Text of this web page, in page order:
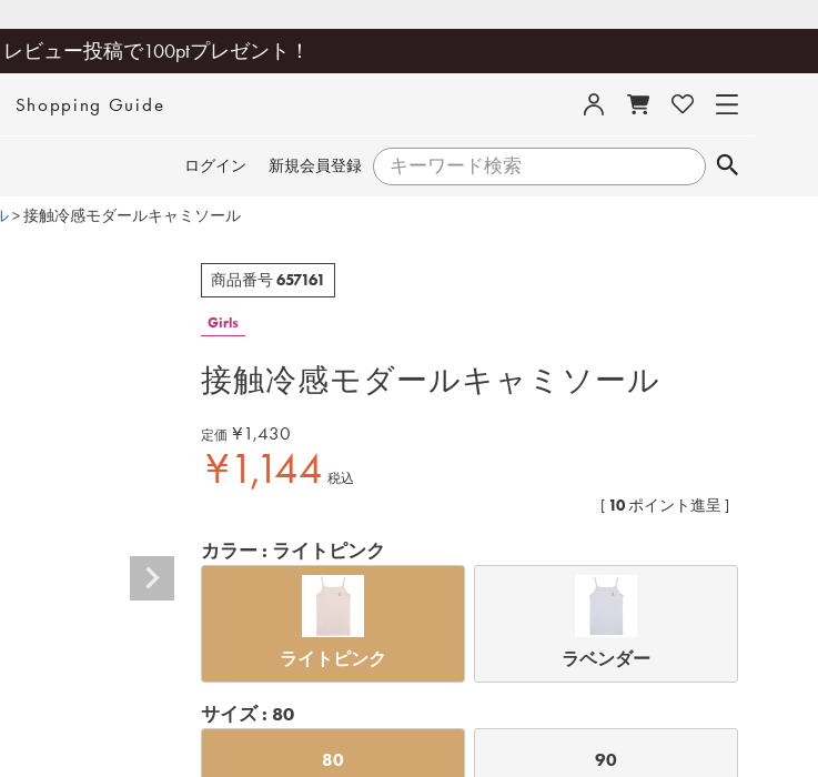
ビュー投稿で100ptプレゼント！
Shopping Guide
ログイン 新規会員登録
検索
接触冷感モダールキャミソール
商品番号657161
Girls
接触冷感モダールキャミソール
定価 ¥ 1,430
¥1,144 税込
[ 10ポイント進呈 ]
カラー ライトピンク
ライトピンク ラベンダー
サイズ 80
80 90